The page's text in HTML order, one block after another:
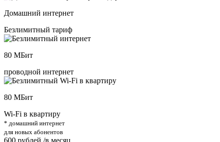
Домашний интернет
Безлимитный тариф
80 МБит
проводной интернет
80 МБит
Wi-Fi в квартиру
* домашний интернет
для новых абонентов
600 рублей /в месяц